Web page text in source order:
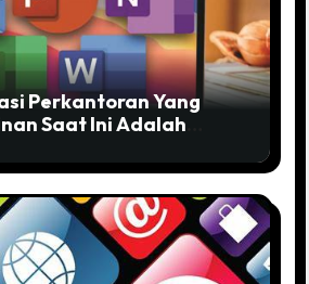
Perkantoran Yang
Saat Ini Adalah